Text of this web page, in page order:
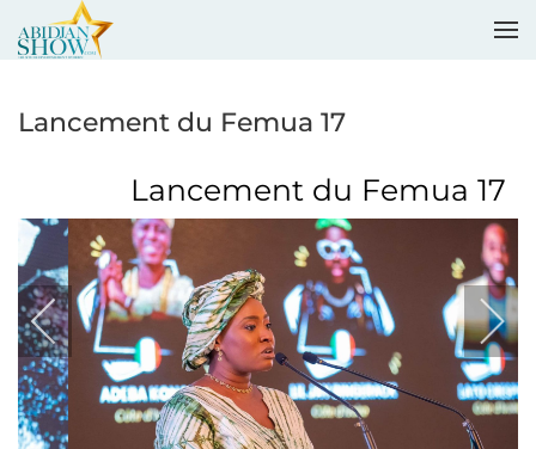
Lancement du Femua 17
Lancement du Femua 17